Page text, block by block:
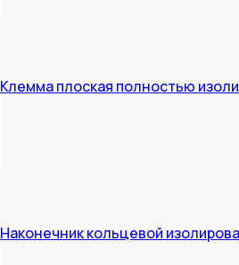
Клемма плоская полностью
Наконечник кольцевой